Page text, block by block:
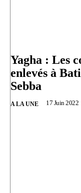
Yagha : Les
enlevés à
Sebba
A LA UNE 17 Juin 2022